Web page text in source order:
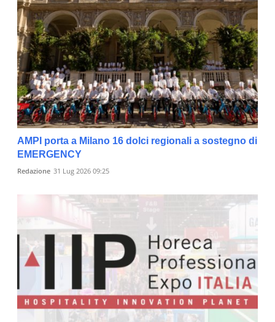
AMPI porta a Milano 16 dolci regionali a sostegno di
EMERGENCY
Redazione 31 Lug 2026 09:25